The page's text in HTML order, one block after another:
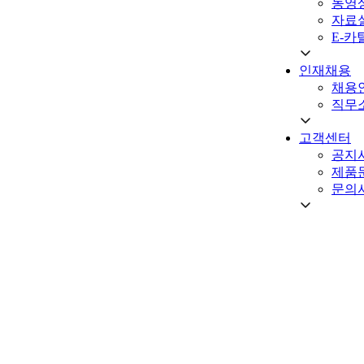
동영
자료
E-카
인재채용
채용
직무
고객센터
공지
제품
문의